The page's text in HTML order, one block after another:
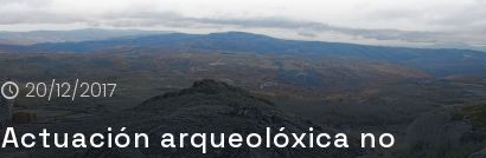
20/12/2017
Actuación arqueolóxica no